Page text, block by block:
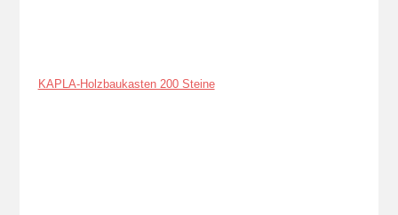
KAPLA-Holzbaukasten 200 Steine